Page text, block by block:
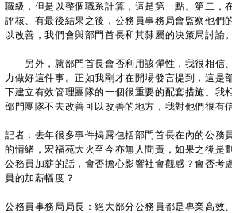
職級，但是以整個職系計算，這是第一點。第二，
評核、有最後結果之後，公務員事務局會監察他們
以改善，我們會與部門首長和其隸屬的決策局討論。
另外，就部門首長會否利用該彈性，我很相信
力做好這件事。正如我剛才在開場發言提到，這是
下建立有效管理團隊的一個很重要的配套措施。我
部門團隊不去改善可以改善的地方，我對他們很有信
記者：去年很多事件揭露包括部門首長在內的公務
的情緒，宏福苑大火至今亦無人問責，如果之後是
公務員加薪的話，會否擔心影響社會觀感？會否考
員的加薪幅度？
公務員事務局局長：絕大部分公務員都是專業高效